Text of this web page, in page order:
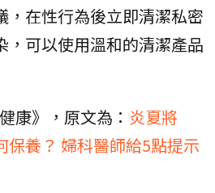
，在性行為後立即清潔私密
，可以使用溫和的清潔產品
康》，原文為： 炎夏將
保養？ 婦科醫師給5點提示